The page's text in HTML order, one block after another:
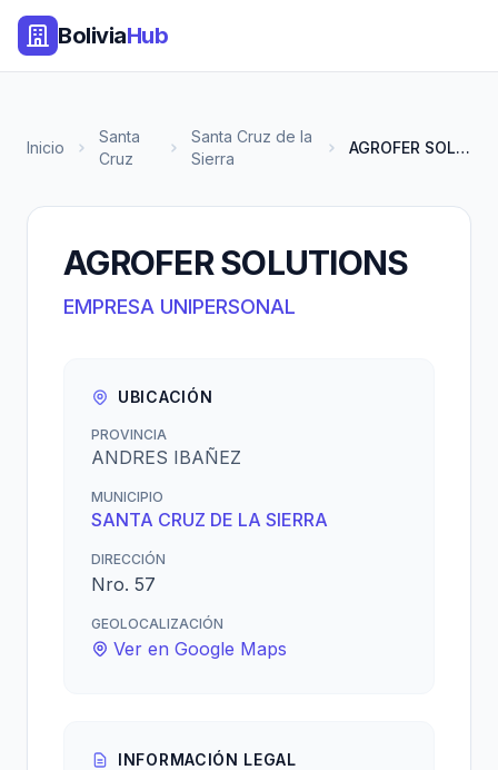
BoliviaHub
Inicio
Santa
Cruz
Santa Cruz de la
Sierra
AGROFER SOLUTIONS
AGROFER SOLUTIONS
EMPRESA UNIPERSONAL
UBICACIÓN
PROVINCIA
ANDRES IBAÑEZ
MUNICIPIO
SANTA CRUZ DE LA SIERRA
DIRECCIÓN
Nro. 57
GEOLOCALIZACIÓN
Ver en Google Maps
INFORMACIÓN LEGAL